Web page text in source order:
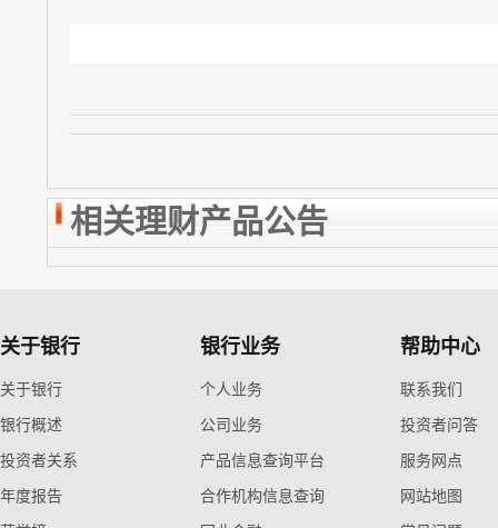
相关理财产品公告
关于银行
关于银行
银行概述
投资者关系
年度报告
银行业务
个人业务
公司业务
产品信息查询平台
合作机构信息查询
帮助中心
联系我们
投资者问答
服务网点
网站地图